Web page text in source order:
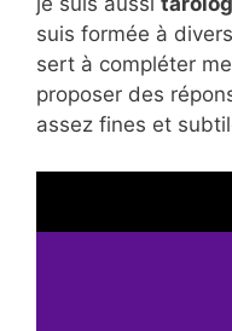
suis formée à
sert à compléter
proposer des
assez fines et